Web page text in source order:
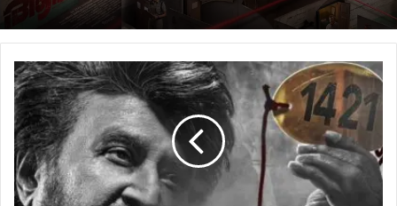
സസ്‌പെന്‍സും അന്വേഷണവും നിറച്ച്
‘ആര’ത്തിന്റെ ഫസ്റ്റ് ലുക്ക് പോസ്റ്റര്‍
‘ഹാഫ്’ പ്രീമിയര്‍ ടൊറന്റോ ഇന്റര്‍നാഷണല്‍
ഫിലിം ഫെസ്റ്റിവലില്‍